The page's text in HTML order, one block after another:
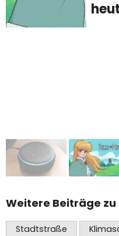
Weitere Beiträge zu
Stadtstraße